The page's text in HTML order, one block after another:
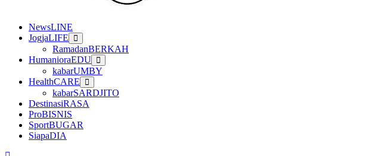
NewsLINE
JogjaLIFE
RamadanBERKAH
HumanioraEDU
kabarUMBY
HealthCARE
kabarSARDJITO
DestinasiRASA
ProBISNIS
SportBUGAR
SiapaDIA